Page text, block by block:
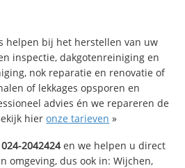
helpen bij het herstellen van uw
inspectie, dakgotenreiniging en
nok reparatie en renovatie of
of lekkages opsporen en
advies én we repareren de
hieronze tarieven »
024-2042424en we helpen u direct
omgeving, dus ook in: Wijchen,